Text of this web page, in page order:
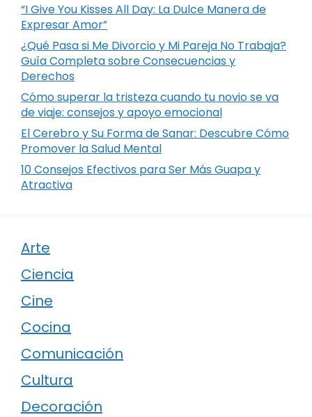
“I Give You Kisses All Day: La Dulce Manera de
Expresar Amor”
¿Qué Pasa si Me Divorcio y Mi Pareja No Trabaja?
Guía Completa sobre Consecuencias y
Derechos
Cómo superar la tristeza cuando tu novio se va
de viaje: consejos y apoyo emocional
El Cerebro y Su Forma de Sanar: Descubre Cómo
Promover la Salud Mental
10 Consejos Efectivos para Ser Más Guapa y
Atractiva
Arte
Ciencia
Cine
Cocina
Comunicación
Cultura
Decoración